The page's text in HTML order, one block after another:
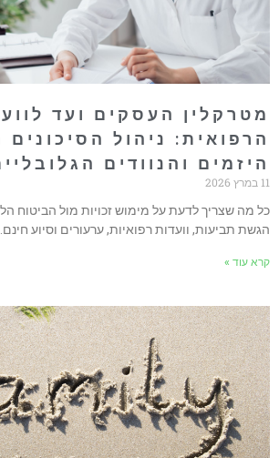
העסקים ועד
ניהול הסיכונים
והנוודים
מה שצריך לדעת על מימוש זכויות מול הביטוח
תביעות, וועדות רפואיות, ערעורים וסיוע חינם.
עוד »